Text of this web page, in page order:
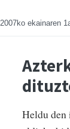
2007ko ekainaren
Heldu den